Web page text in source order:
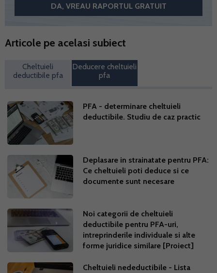
Articole pe acelasi subiect
Cheltuieli
deductibile pfa
Deducere cheltuieli
pfa
PFA - determinare cheltuieli
deductibile. Studiu de caz practic
Deplasare in strainatate pentru PFA:
Ce cheltuieli poti deduce si ce
documente sunt necesare
Noi categorii de cheltuieli
deductibile pentru PFA-uri,
intreprinderile individuale si alte
forme juridice similare [Proiect]
Cheltuieli nedeductibile - Lista